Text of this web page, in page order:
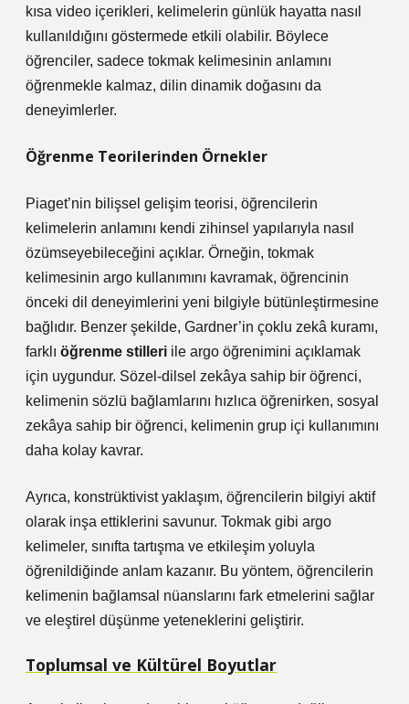
kısa video içerikleri, kelimelerin günlük hayatta nasıl
kullanıldığını göstermede etkili olabilir. Böylece
öğrenciler, sadece tokmak kelimesinin anlamını
öğrenmekle kalmaz, dilin dinamik doğasını da
deneyimlerler.
Öğrenme Teorilerinden Örnekler
Piaget’nin bilişsel gelişim teorisi, öğrencilerin
kelimelerin anlamını kendi zihinsel yapılarıyla nasıl
özümseyebileceğini açıklar. Örneğin, tokmak
kelimesinin argo kullanımını kavramak, öğrencinin
önceki dil deneyimlerini yeni bilgiyle bütünleştirmesine
bağlıdır. Benzer şekilde, Gardner’in çoklu zekâ kuramı,
farklı öğrenme stilleri ile argo öğrenimini açıklamak
için uygundur. Sözel-dilsel zekâya sahip bir öğrenci,
kelimenin sözlü bağlamlarını hızlıca öğrenirken, sosyal
zekâya sahip bir öğrenci, kelimenin grup içi kullanımını
daha kolay kavrar.
Ayrıca, konstrüktivist yaklaşım, öğrencilerin bilgiyi aktif
olarak inşa ettiklerini savunur. Tokmak gibi argo
kelimeler, sınıfta tartışma ve etkileşim yoluyla
öğrenildiğinde anlam kazanır. Bu yöntem, öğrencilerin
kelimenin bağlamsal nüanslarını fark etmelerini sağlar
ve eleştirel düşünme yeteneklerini geliştirir.
Toplumsal ve Kültürel Boyutlar